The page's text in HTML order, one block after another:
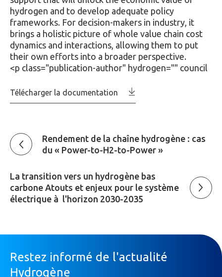
hydrogen and to develop adequate policy
frameworks. For decision-makers in industry, it
brings a holistic picture of whole value chain cost
dynamics and interactions, allowing them to put
their own efforts into a broader perspective.
<p class="publication-author" hydrogen="" council
Télécharger la documentation
Rendement de la chaîne hydrogène : cas
du « Power-to-H2-to-Power »
La transition vers un hydrogène bas
carbone Atouts et enjeux pour le système
électrique à l'horizon 2030-2035
Restez informé de l'actualité
Hydrogène